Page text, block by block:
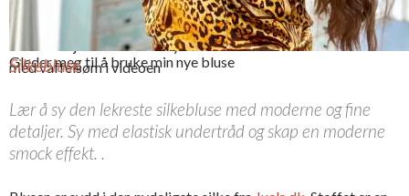
Slik ser det ferdige ermet ut. Se
flere detaljer om hvordan lykkes
med vaffelsøm i videoen
Gleder meg til å bruke min nye bluse
Silkebluse
Lær å sy den lekreste silkebluse med moderne og fine
detaljer. Sy med elastisk undertråd og skap en moderne
smock effekt. .